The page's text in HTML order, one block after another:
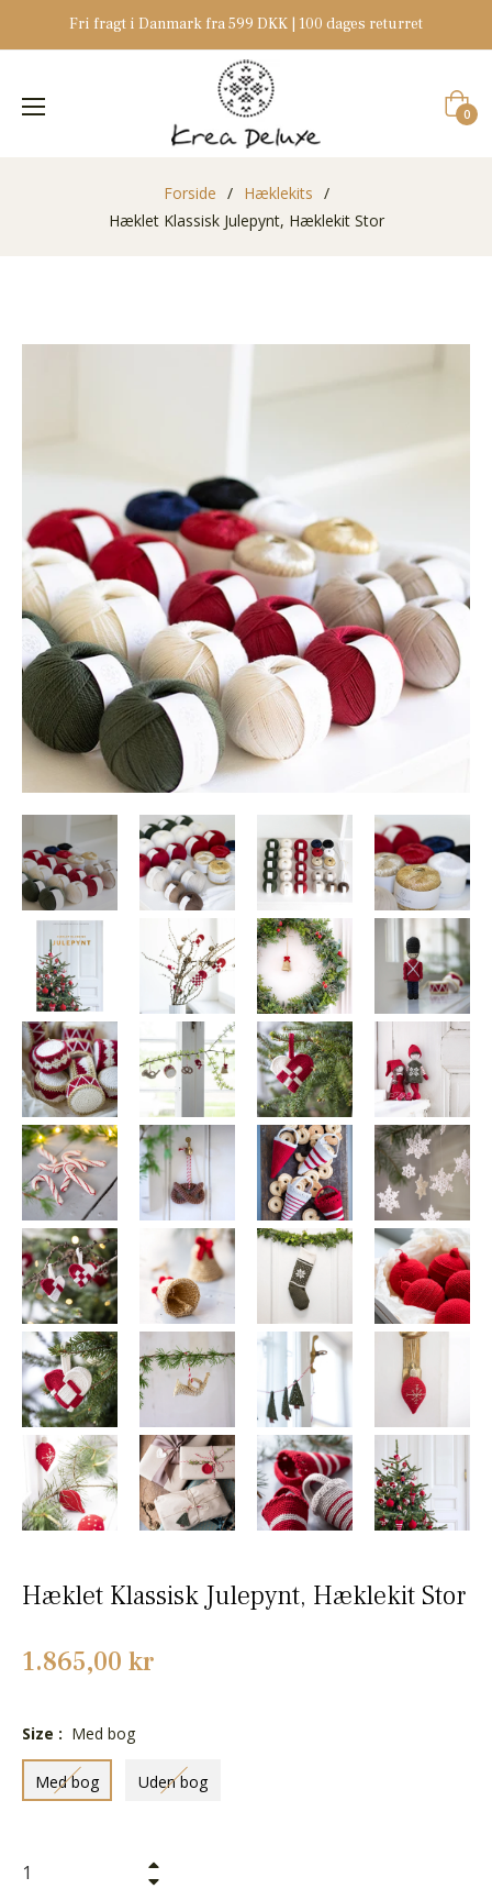
Fri fragt i Danmark fra 599 DKK | 100 dages returret
0
Forside / Hæklekits /
Hæklet Klassisk Julepynt, Hæklekit Stor
Hæklet Klassisk Julepynt, Hæklekit Stor
Normalpris
1.865,00 kr
Size : Med bog
Med bog Uden bog